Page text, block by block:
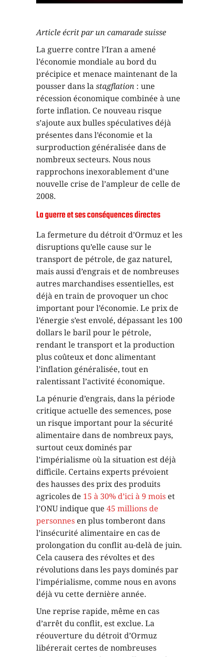
Article écrit par un camarade suisse
La guerre contre l’Iran a amené
l’économie mondiale au bord du
précipice et menace maintenant de la
pousser dans lastagflation : une
récession économique combinée à une
forte inflation. Ce nouveau risque
s’ajoute aux bulles spéculatives déjà
présentes dans l’économie et la
surproduction généralisée dans de
nombreux secteurs. Nous nous
rapprochons inexorablement d’une
nouvelle crise de l’ampleur de celle de
2008.
La guerre et ses conséquences directes
La fermeture du détroit d’Ormuz et les
disruptions qu’elle cause sur le
transport de pétrole, de gaz naturel,
mais aussi d’engrais et de nombreuses
autres marchandises essentielles, est
déjà en train de provoquer un choc
important pour l’économie. Le prix de
l’énergie s’est envolé, dépassant les 100
dollars le baril pour le pétrole,
rendant le transport et la production
plus coûteux et donc alimentant
l’inflation généralisée, tout en
ralentissant l’activité économique.
La pénurie d’engrais, dans la période
critique actuelle des semences, pose
un risque important pour la sécurité
alimentaire dans de nombreux pays,
surtout ceux dominés par
l’impérialisme où la situation est déjà
difficile. Certains experts prévoient
des hausses des prix des produits
agricoles de 15 à 30% d’ici à 9 moiset
l’ONU indique que 45 millions de
personnesen plus tomberont dans
l’insécurité alimentaire en cas de
prolongation du conflit au-delà de juin.
Cela causera des révoltes et des
révolutions dans les pays dominés par
l’impérialisme, comme nous en avons
déjà vu cette dernière année.
Une reprise rapide, même en cas
d’arrêt du conflit, est exclue. La
réouverture du détroit d’Ormuz
libérerait certes de nombreuses